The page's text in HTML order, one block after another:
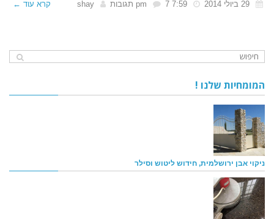
7 תגובות shay קרא עוד ←
המומחיות שלנו !
ניקוי אבן ירושלמית, חידוש ליטוש וסילר